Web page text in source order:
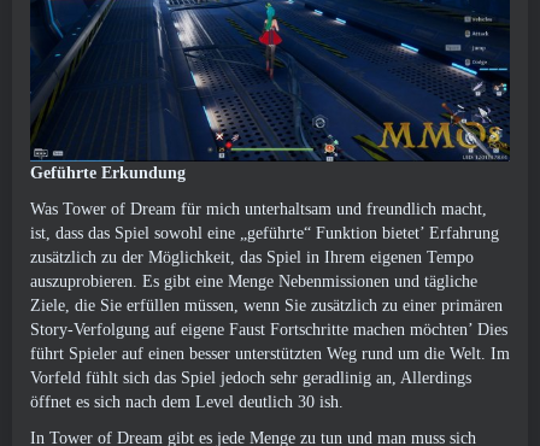
Geführte Erkundung
Was Tower of Dream für mich unterhaltsam und freundlich macht,
ist, dass das Spiel sowohl eine „geführte“ Funktion bietet’ Erfahrung
zusätzlich zu der Möglichkeit, das Spiel in Ihrem eigenen Tempo
auszuprobieren. Es gibt eine Menge Nebenmissionen und tägliche
Ziele, die Sie erfüllen müssen, wenn Sie zusätzlich zu einer primären
Story-Verfolgung auf eigene Faust Fortschritte machen möchten’ Dies
führt Spieler auf einen besser unterstützten Weg rund um die Welt. Im
Vorfeld fühlt sich das Spiel jedoch sehr geradlinig an, Allerdings
öffnet es sich nach dem Level deutlich 30 ish.
In Tower of Dream gibt es jede Menge zu tun und man muss sich